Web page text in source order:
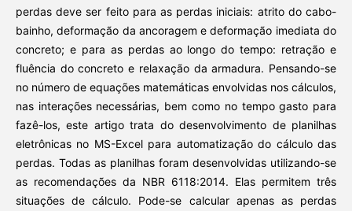
perdas deve ser feito para as perdas iniciais: atrito do cabo-
bainho, deformação da ancoragem e deformação imediata do
concreto; e para as perdas ao longo do tempo: retração e
fluência do concreto e relaxação da armadura. Pensando-se
no número de equações matemáticas envolvidas nos cálculos,
nas interações necessárias, bem como no tempo gasto para
fazê-los, este artigo trata do desenvolvimento de planilhas
eletrônicas no MS-Excel para automatização do cálculo das
perdas. Todas as planilhas foram desenvolvidas utilizando-se
as recomendações da NBR 6118:2014. Elas permitem três
situações de cálculo. Pode-se calcular apenas as perdas